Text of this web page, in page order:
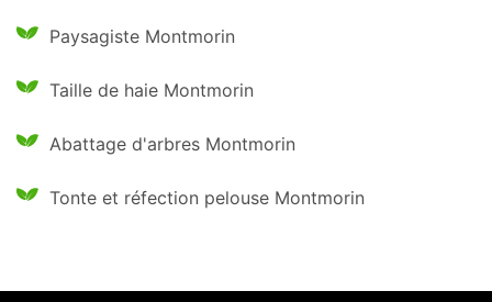
Paysagiste Montmorin
Taille de haie Montmorin
Abattage d'arbres Montmorin
Tonte et réfection pelouse Montmorin